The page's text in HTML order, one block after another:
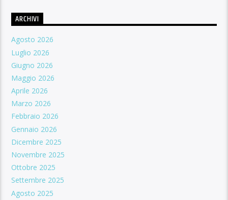
ARCHIVI
Agosto 2026
Luglio 2026
Giugno 2026
Maggio 2026
Aprile 2026
Marzo 2026
Febbraio 2026
Gennaio 2026
Dicembre 2025
Novembre 2025
Ottobre 2025
Settembre 2025
Agosto 2025